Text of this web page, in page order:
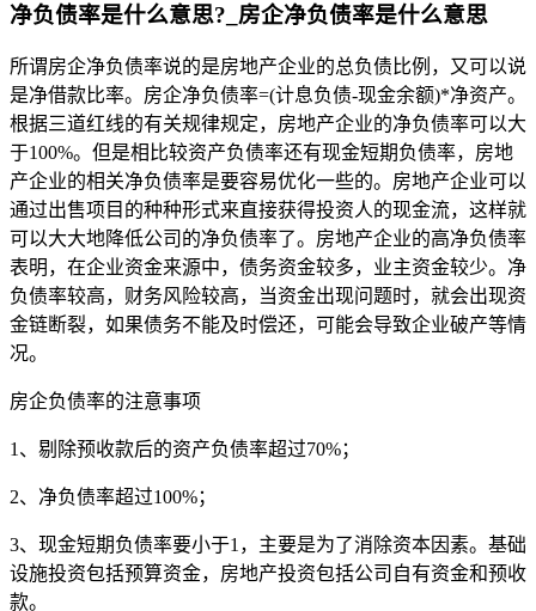
净负债率是什么意思?_房企净负债率是什么意思
所谓房企净负债率说的是房地产企业的总负债比例，又可以说
是净借款比率。房企净负债率=(计息负债-现金余额)*净资产。
根据三道红线的有关规律规定，房地产企业的净负债率可以大
于100%。但是相比较资产负债率还有现金短期负债率，房地
产企业的相关净负债率是要容易优化一些的。房地产企业可以
通过出售项目的种种形式来直接获得投资人的现金流，这样就
可以大大地降低公司的净负债率了。房地产企业的高净负债率
表明，在企业资金来源中，债务资金较多，业主资金较少。净
负债率较高，财务风险较高，当资金出现问题时，就会出现资
金链断裂，如果债务不能及时偿还，可能会导致企业破产等情
况。
房企负债率的注意事项
1、剔除预收款后的资产负债率超过70%；
2、净负债率超过100%；
3、现金短期负债率要小于1，主要是为了消除资本因素。基础
设施投资包括预算资金，房地产投资包括公司自有资金和预收
款。